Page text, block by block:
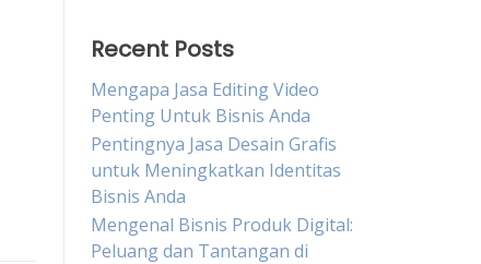
Recent Posts
Mengapa Jasa Editing Video
Penting Untuk Bisnis Anda
Pentingnya Jasa Desain Grafis
untuk Meningkatkan Identitas
Bisnis Anda
Mengenal Bisnis Produk Digital:
Peluang dan Tantangan di